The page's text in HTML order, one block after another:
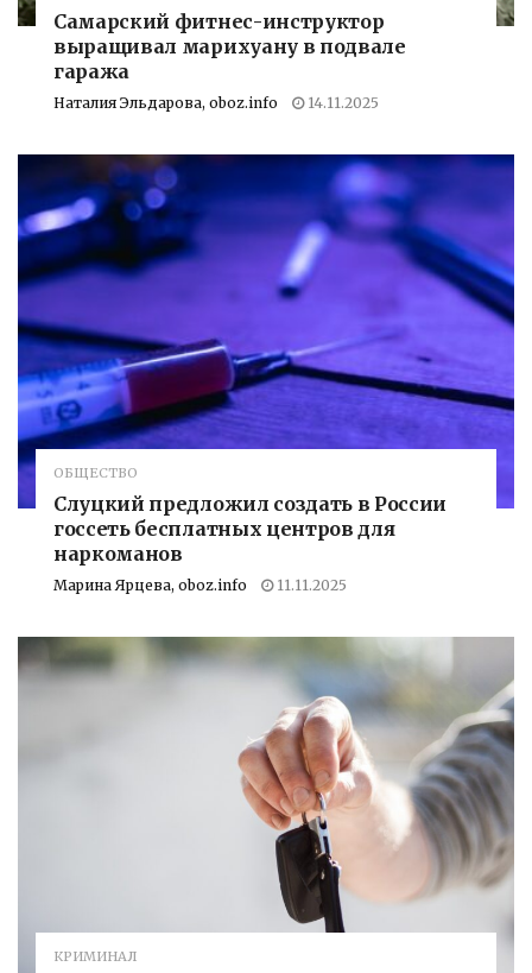
Самарский фитнес-инструктор
выращивал марихуану в подвале
гаража
Наталия Эльдарова, oboz.info 14.11.2025
ОБЩЕСТВО
Слуцкий предложил создать в России
госсеть бесплатных центров для
наркоманов
Марина Ярцева, oboz.info 11.11.2025
КРИМИНАЛ